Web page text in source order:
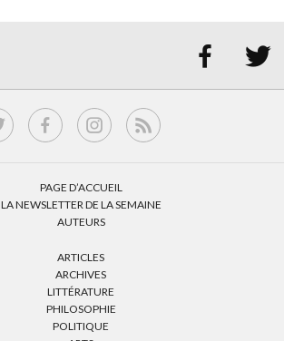
 
PAGE D’ACCUEIL
LA NEWSLETTER DE LA SEMAINE
AUTEURS
ARTICLES
ARCHIVES
LITTÉRATURE
PHILOSOPHIE
POLITIQUE